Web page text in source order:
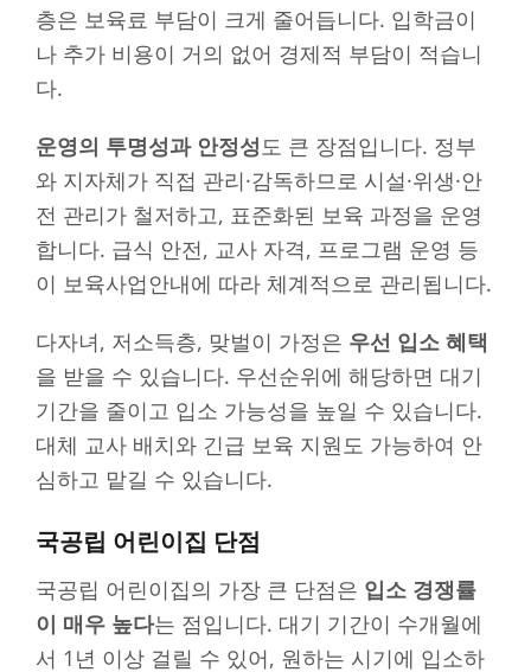
층은 보육료 부담이 크게 줄어듭니다. 입학금이
나 추가 비용이 거의 없어 경제적 부담이 적습니
다.
운영의 투명성과 안정성 도 큰 장점입니다. 정부
와 지자체가 직접 관리·감독하므로 시설·위생·안
전 관리가 철저하고, 표준화된 보육 과정을 운영
합니다. 급식 안전, 교사 자격, 프로그램 운영 등
이 보육사업안내에 따라 체계적으로 관리됩니다.
다자녀, 저소득층, 맞벌이 가정은 우선 입소 혜택
을 받을 수 있습니다. 우선순위에 해당하면 대기
기간을 줄이고 입소 가능성을 높일 수 있습니다.
대체 교사 배치와 긴급 보육 지원도 가능하여 안
심하고 맡길 수 있습니다.
국공립 어린이집 단점
국공립 어린이집의 가장 큰 단점은 입소 경쟁률
이 매우 높다는 점입니다. 대기 기간이 수개월에
서 1년 이상 걸릴 수 있어, 원하는 시기에 입소하